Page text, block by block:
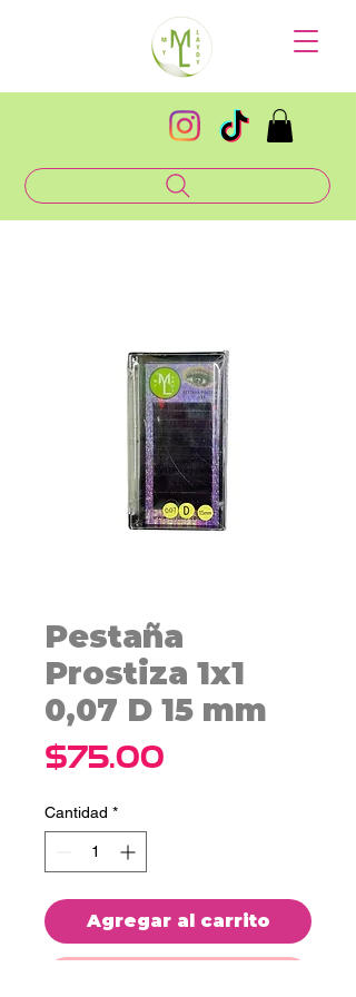
Pestaña
Prostiza 1x1
0,07 D 15 mm
$75.00
Cantidad *
Agregar al carrito